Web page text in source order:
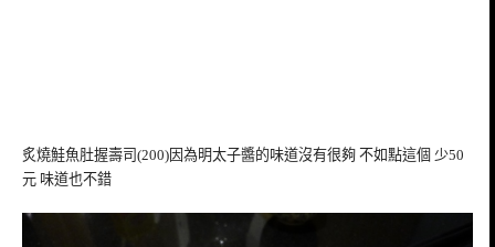
炙燒鮭魚肚握壽司(200)因為明太子醬的味道沒有很夠 不如點這個 少50
元 味道也不錯